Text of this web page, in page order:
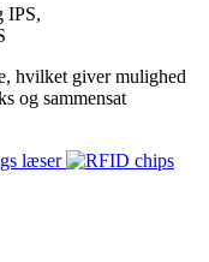
IPS,
hvilket giver mulighed
og sammensat